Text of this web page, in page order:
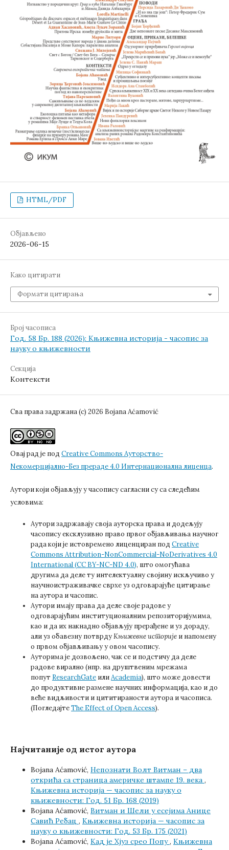
HTML/PDF
Објављено
2026-06-15
Како цитирати
Формати цитирања
Број часописа
Год. 58 Бр. 188 (2026): Књижевна историја - часопис за
науку о књижевности
Секција
Контексти
Сва права задржана (c) 2026 Bojana Aćamović
Овај рад је под Creative Commons Aуторство-
Nекомерцијално-Без прераде 4.0 Интернационална лиценца.
Аутори који објављују у часопису сагласни су са следећим
условима:
Аутори задржавају своја ауторска права и додељују
часопису ексклузивно право првог објављивања научног
рада који је истовремено лиценциран под Creative
Commons Attribution-NonCommercial-NoDerivatives 4.0
International (CC BY-NC-ND 4.0), што омогућава
другима да деле ту интелектуалну својину искључиво у
научноистраживачке сврхе уз одговарајуће цитирање
на аутора и часопис.
Аутори имају права да деле своје радове у
одговарајућим институционалним репозиторијумима,
као и да их накнадно објављују прерађене и уз дораду,
али уз обавезну потврдуКњижевне историје и напомену
о првом објављивању у овом часопису.
Ауторима је дозвољено, чак се и подстичу да деле
радове вирално (нпр. на друштвеним мрежама
попут ResearchGate илиAcademia), што може довести
до продуктивне размене научних информација, као и до
веће видљивости и цититираности аутора и часописа.
(ПогледајтеThe Effect of Open Access).
Најчитаније од истог аутора
Bojana Aćamović, Непознати Волт Витман – два
открића са страница америчке штампе 19. века ,
Књижевна историја — часопис за науку о
књижевности: Год. 51 Бр. 168 (2019)
Bojana Aćamović, Витман и Шели у есејима Анице
Савић Ребац , Књижевна историја — часопис за
науку о књижевности: Год. 53 Бр. 175 (2021)
Bojana Aćamović, Кад је Хјуз срео Попу, Књижевна